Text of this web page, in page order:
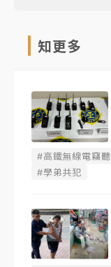
知更多
#高鐵無線電竊聽
#學弟共犯